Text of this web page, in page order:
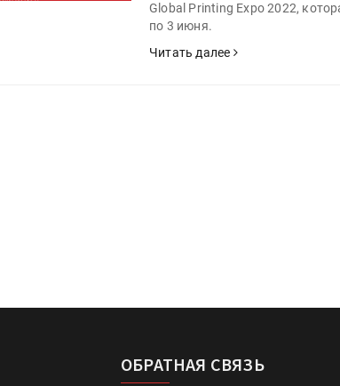
Global Printing Expo 2022,
по 3 июня.
Читать далее
Росприроднадзор запускает
«Калькулятор утилизации»
ОБРАТНАЯ СВЯЗЬ